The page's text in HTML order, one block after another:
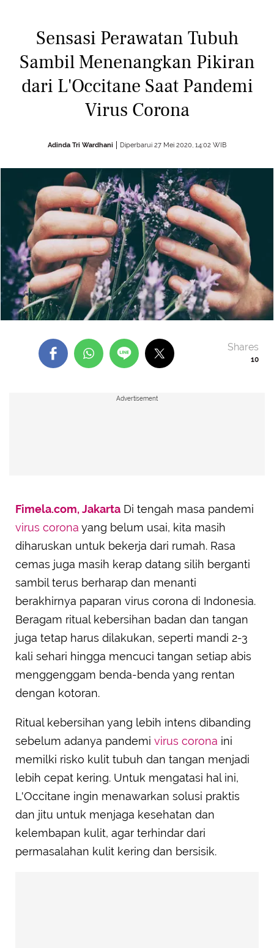
Sensasi Perawatan Tubuh
Sambil Menenangkan Pikiran
dari L'Occitane Saat Pandemi
Virus Corona
Adinda Tri Wardhani Diperbarui 27 Mei 2020, 14:02 WIB
10
Shares
Advertisement
Fimela.com, Jakarta Di tengah masa pandemi
virus corona yang belum usai, kita masih
diharuskan untuk bekerja dari rumah. Rasa
cemas juga masih kerap datang silih berganti
sambil terus berharap dan menanti
berakhirnya paparan virus corona di Indonesia.
Beragam ritual kebersihan badan dan tangan
juga tetap harus dilakukan, seperti mandi 2-3
kali sehari hingga mencuci tangan setiap abis
menggenggam benda-benda yang rentan
dengan kotoran.
Ritual kebersihan yang lebih intens dibanding
sebelum adanya pandemi virus corona ini
memilki risko kulit tubuh dan tangan menjadi
lebih cepat kering. Untuk mengatasi hal ini,
L'Occitane ingin menawarkan solusi praktis
dan jitu untuk menjaga kesehatan dan
kelembapan kulit, agar terhindar dari
permasalahan kulit kering dan bersisik.